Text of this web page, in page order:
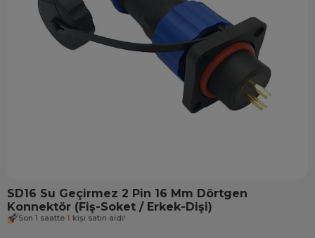
SD16 Su Geçirmez 2 Pin 16 Mm Dörtgen
Konnektör (Fiş-Soket / Erkek-Dişi)
Son 1 saatte 1 kişi satın aldı!